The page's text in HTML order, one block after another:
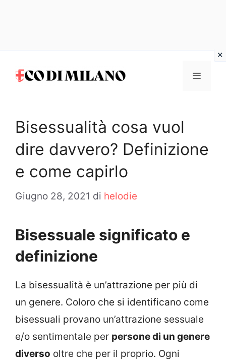
MENU
Bisessualità cosa vuol
dire davvero? Definizione
e come capirlo
Giugno 28, 2021 di helodie
Bisessuale significato e
definizione
La bisessualità è un’attrazione per più di
un genere. Coloro che si identificano come
bisessuali provano un’attrazione sessuale
e/o sentimentale per persone di un genere
diverso oltre che per il proprio. Ogni